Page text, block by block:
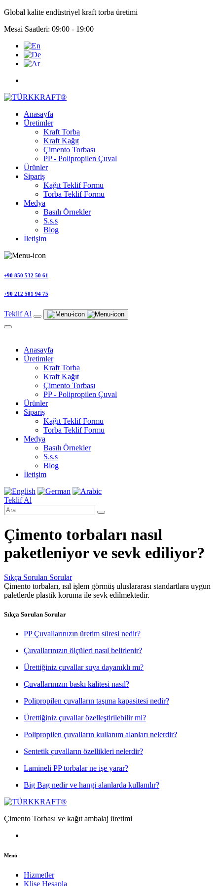
Global kalite endüstriyel kraft torba üretimi
Mesai Saatleri: 09:00 - 19:00
Anasayfa
Üretimler
Kraft Torba
Kraft Kağıt
Çimento Torbası
PP - Polipropilen Çuval
Ürünler
Sipariş
Kağıt Teklif Formu
Torba Teklif Formu
Medya
Basılı Örnekler
S.s.s
Blog
İletişim
+90 850 532 50 61
+90 212 501 94 75
Teklif Al
Anasayfa
Üretimler
Kraft Torba
Kraft Kağıt
Çimento Torbası
PP - Polipropilen Çuval
Ürünler
Sipariş
Kağıt Teklif Formu
Torba Teklif Formu
Medya
Basılı Örnekler
S.s.s
Blog
İletişim
Teklif Al
Çimento torbaları nasıl
paketleniyor ve sevk ediliyor?
Sıkça Sorulan Sorular
Çimento torbaları, ısıl işlem görmüş uluslararası standartlara uygun
paletlerde plastik koruma ile sevk edilmektedir.
Sıkça Sorulan Sorular
PP Çuvallarınızın üretim süresi nedir?
Çuvallarınızın ölçüleri nasıl belirlenir?
Ürettiğiniz çuvallar suya dayanıklı mı?
Çuvallarınızın baskı kalitesi nasıl?
Polipropilen çuvalların taşıma kapasitesi nedir?
Ürettiğiniz çuvallar özelleştirilebilir mi?
Polipropilen çuvalların kullanım alanları nelerdir?
Sentetik çuvalların özellikleri nelerdir?
Lamineli PP torbalar ne işe yarar?
Big Bag nedir ve hangi alanlarda kullanılır?
Çimento Torbası ve kağıt ambalaj üretimi
Menü
Hizmetler
Klişe Hesapla